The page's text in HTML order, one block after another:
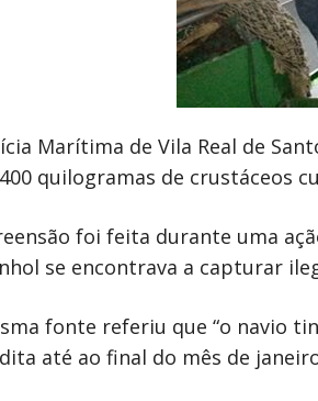
Marítima de Vila Real de
quilogramas de crustáceos
foi feita durante uma
se encontrava a capturar
fonte referiu que “o navio
até ao final do mês de